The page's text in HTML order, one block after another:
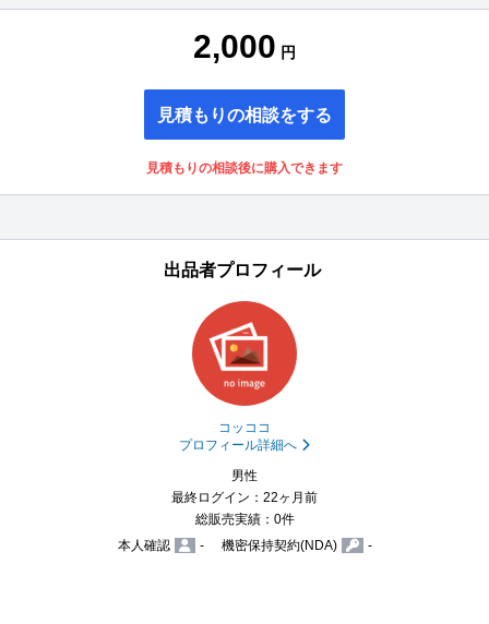
2,000 円
見積もりの相談をする
見積もりの相談後に購入できます
出品者プロフィール
コッココ
プロフィール詳細へ
男性
最終ログイン：22ヶ月前
総販売実績：0件
本人確認
- 機密保持契約(NDA) -